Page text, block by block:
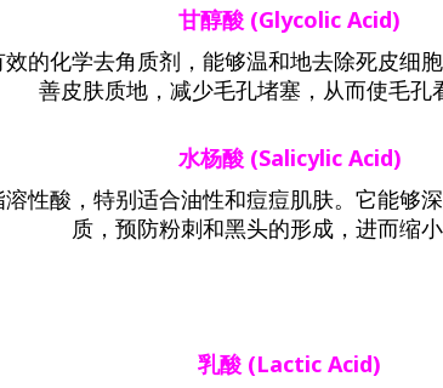
甘醇酸 (Glycolic Acid)
的化学去角质剂，能够温和地去除死皮细
善皮肤质地，减少毛孔堵塞，从而使毛孔
水杨酸(Salicylic Acid)
性酸，特别适合油性和痘痘肌肤。它能够
质，预防粉刺和黑头的形成，进而缩小
乳酸 (Lactic Acid)